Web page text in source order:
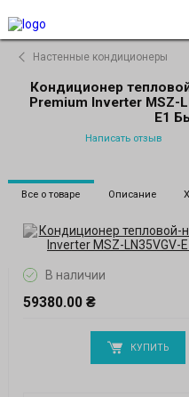
Настенные кондиционеры
Кондиционер
Premium Inverter MSZ-
E1
Написать отзыв
Все о товаре Описание
В наличии
59380.00 ₴
КУПИТЬ